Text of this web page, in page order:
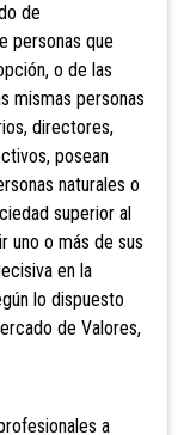
de
personas que
o de las
mismas personas
directores,
posean
naturales o
superior al
uno o más de sus
en la
lo dispuesto
de Valores,
a